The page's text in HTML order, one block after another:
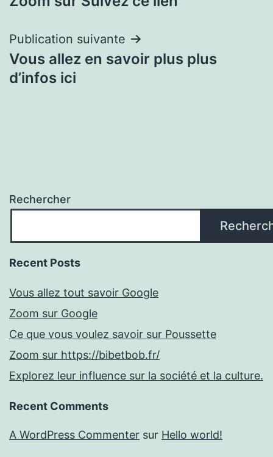
de
l’article
Publication suivante
Vous allez en savoir plus plus
d’infos ici
Rechercher
Recent Posts
Vous allez tout savoir Google
Zoom sur Google
Ce que vous voulez savoir sur Poussette
Zoom sur https://bibetbob.fr/
Explorez leur influence sur la société et la culture.
Recent Comments
A WordPress Commenter sur Hello world!